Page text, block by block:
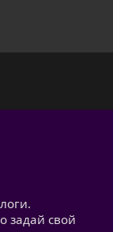
задай свой